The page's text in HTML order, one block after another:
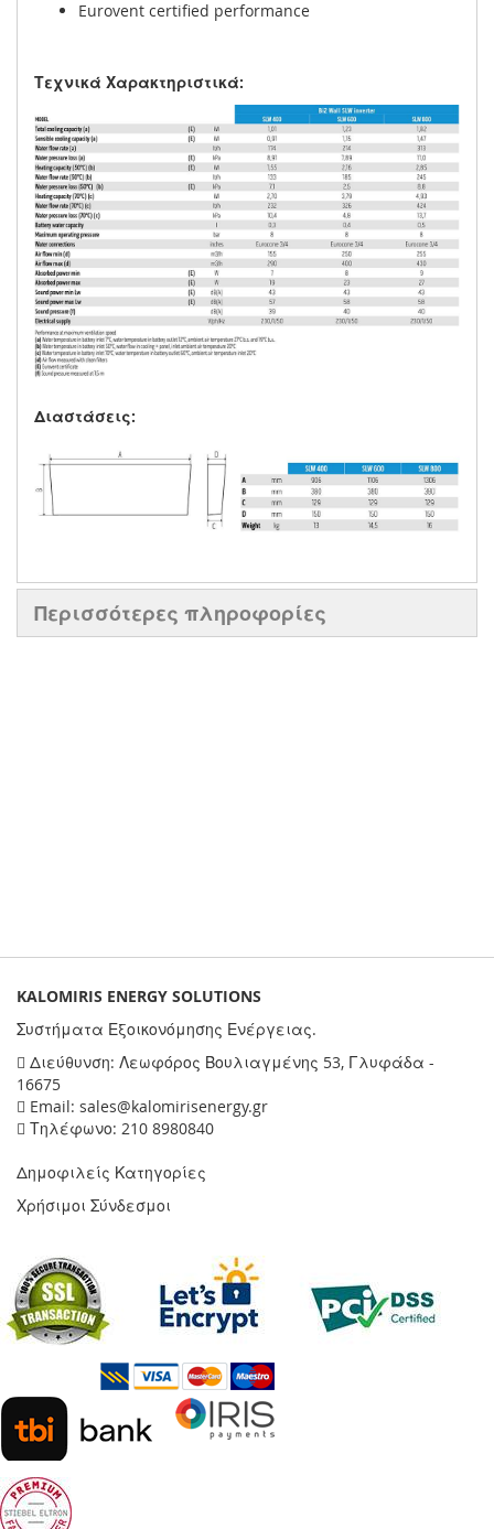
Eurovent certified performance
Τεχνικά Χαρακτηριστικά:
Διαστάσεις:
Περισσότερες πληροφορίες
KALOMIRIS ENERGY SOLUTIONS
Συστήματα Εξοικονόμησης Ενέργειας.
Διεύθυνση: Λεωφόρος Βουλιαγμένης 53, Γλυφάδα -
16675
Email: sales@kalomirisenergy.gr
Τηλέφωνο: 210 8980840
Δημοφιλείς Κατηγορίες
Χρήσιμοι Σύνδεσμοι